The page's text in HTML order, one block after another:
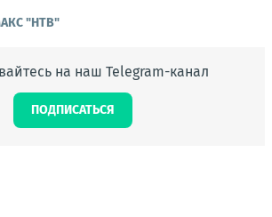
"НТВ"
на наш Telegram-канал
ПОДПИСАТЬСЯ